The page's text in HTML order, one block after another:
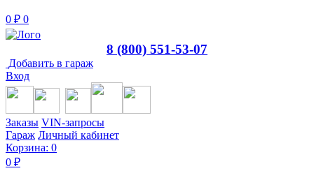
0 ₽ 0
8 (800) 551-53-07
Добавить в гараж
Вход
Заказы VIN-запросы
Гараж Личный кабинет
Корзина: 0
0 ₽